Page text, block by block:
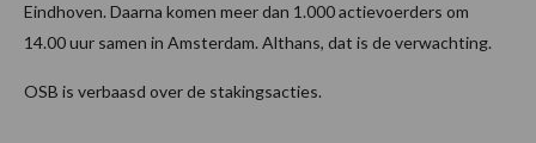
Eindhoven. Daarna komen meer dan 1.000 actievoerders om
14.00 uur samen in Amsterdam. Althans, dat is de verwachting.
OSB is verbaasd over de stakingsacties.